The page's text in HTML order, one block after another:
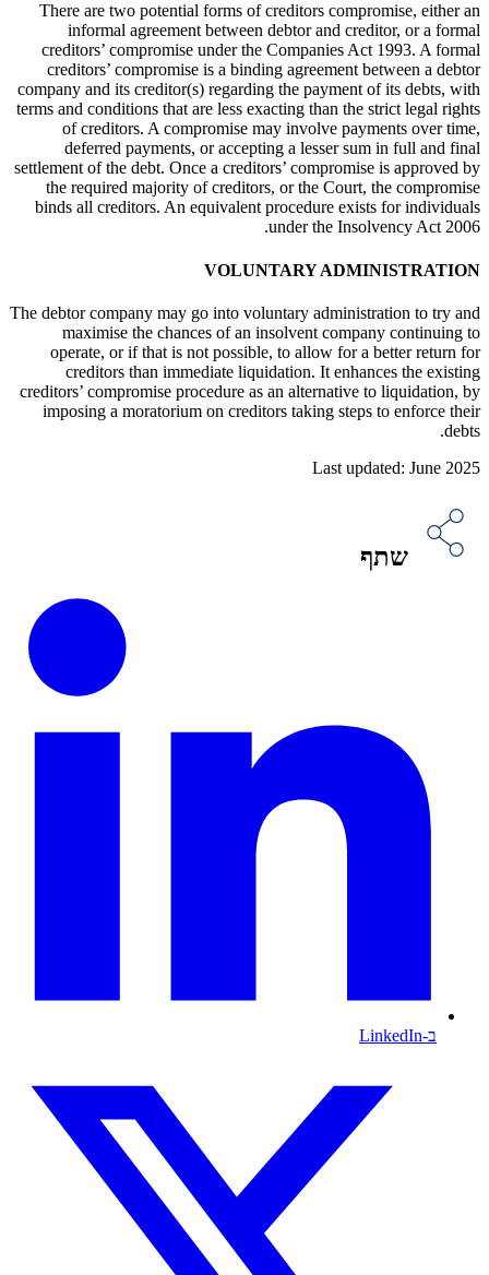
There are two potential forms of creditors compromise, either an
informal agreement between debtor and creditor, or a formal
creditors’ compromise under the Companies Act 1993. A formal
creditors’ compromise is a binding agreement between a debtor
company and its creditor(s) regarding the payment of its debts, with
terms and conditions that are less exacting than the strict legal rights
of creditors. A compromise may involve payments over time,
deferred payments, or accepting a lesser sum in full and final
settlement of the debt. Once a creditors’ compromise is approved by
the required majority of creditors, or the Court, the compromise
binds all creditors. An equivalent procedure exists for individuals
under the Insolvency Act 2006.
VOLUNTARY ADMINISTRATION
The debtor company may go into voluntary administration to try and
maximise the chances of an insolvent company continuing to
operate, or if that is not possible, to allow for a better return for
creditors than immediate liquidation. It enhances the existing
creditors’ compromise procedure as an alternative to liquidation, by
imposing a moratorium on creditors taking steps to enforce their
debts.
Last updated: June 2025
שתף
ב-LinkedIn